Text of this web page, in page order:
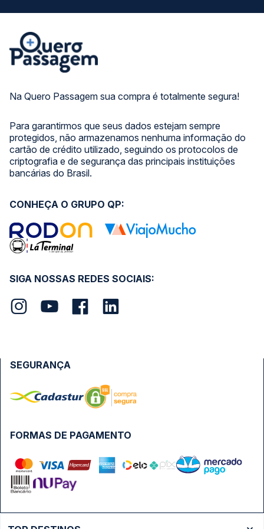
Na Quero Passagem sua compra é totalmente segura!
Para garantirmos que seus dados estejam sempre
protegidos, não armazenamos nenhuma informação do
cartão de crédito utilizado, seguindo os protocolos de
criptografia e de segurança das principais instituições
bancárias do Brasil.
SIGA NOSSAS REDES SOCIAIS:
CONHEÇA O GRUPO QP:
FORMAS DE PAGAMENTO
SEGURANÇA